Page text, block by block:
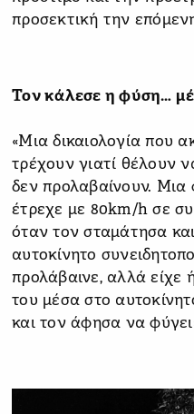
προσεκτική την
Τον κάλεσε η φύση…
«Μια δικαιολογία που
τρέχουν γιατί θέλουν
δεν προλαβαίνουν. Μια
έτρεχε με 80km/h σε
όταν τον σταμάτησα
αυτοκίνητο
προλάβαινε, αλλά είχε
του μέσα στο
και τον άφησα να